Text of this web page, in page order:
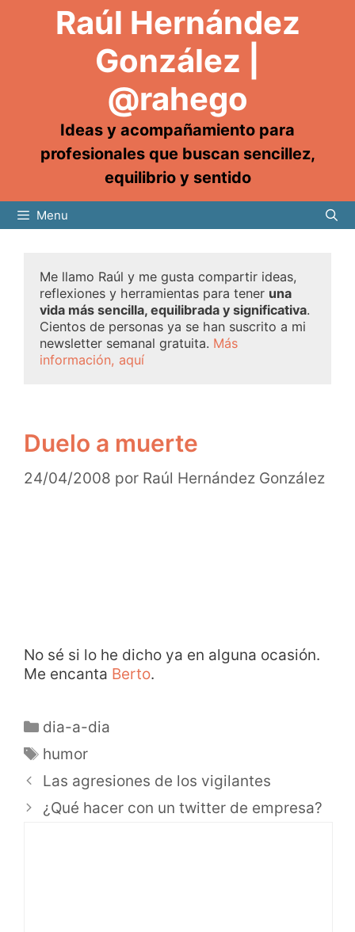
Raúl Hernández
González |
@rahego
Ideas y acompañamiento para
profesionales que buscan sencillez,
equilibrio y sentido
Menu
Me llamo Raúl y me gusta compartir ideas,
reflexiones y herramientas para tener una
vida más sencilla, equilibrada y significativa.
Cientos de personas ya se han suscrito a mi
newsletter semanal gratuita. Más
información, aquí
Duelo a muerte
24/04/2008 por Raúl Hernández González
No sé si lo he dicho ya en alguna ocasión.
Me encanta Berto.
dia-a-dia
humor
Las agresiones de los vigilantes
¿Qué hacer con un twitter de empresa?